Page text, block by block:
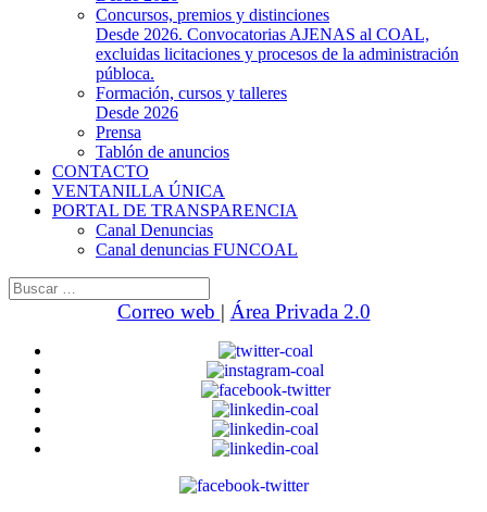
Concursos, premios y distinciones
Desde 2026. Convocatorias AJENAS al COAL,
excluidas licitaciones y procesos de la administración
públoca.
Formación, cursos y talleres
Desde 2026
Prensa
Tablón de anuncios
CONTACTO
VENTANILLA ÚNICA
PORTAL DE TRANSPARENCIA
Canal Denuncias
Canal denuncias FUNCOAL
Buscar:
Correo web | Área Privada 2.0